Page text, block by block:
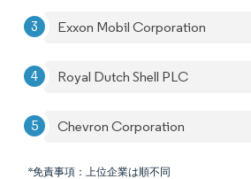
Exxon Mobil Corporation
Royal Dutch Shell PLC
Chevron Corporation
*免責事項：上位企業は順不同